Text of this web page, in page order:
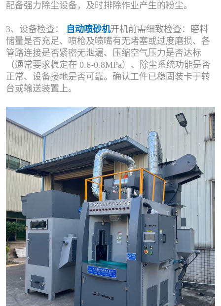
配备强力除尘设备，及时排除作业产生的粉尘。
3、设备检查： 自动喷砂机开机前需细致检查：磨料
储量是否充足、喷枪及喷嘴有无堵塞或过度磨损、各
管路连接是否紧密无泄漏、压缩空气压力是否达标
（通常要求稳定在 0.6-0.8MPa）、除尘系统功能是否
正常、设备接地是否可靠。确认工件已稳固装卡于转
台或输送装置上。